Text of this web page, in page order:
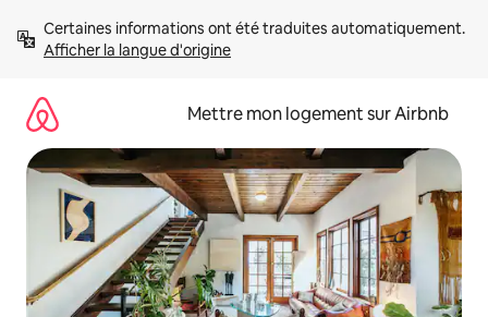
directement
Afficher la langue d'origine
Mettre mon logement sur Airbnb